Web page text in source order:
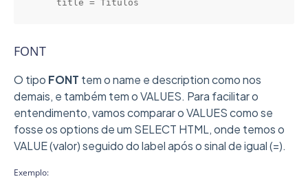
    title = Títulos
FONT
O tipo FONT tem o name e description como nos
demais, e também tem o VALUES. Para facilitar o
entendimento, vamos comparar o VALUES como se
fosse os options de um SELECT HTML, onde temos o
VALUE (valor) seguido do label após o sinal de igual (=).
Exemplo: